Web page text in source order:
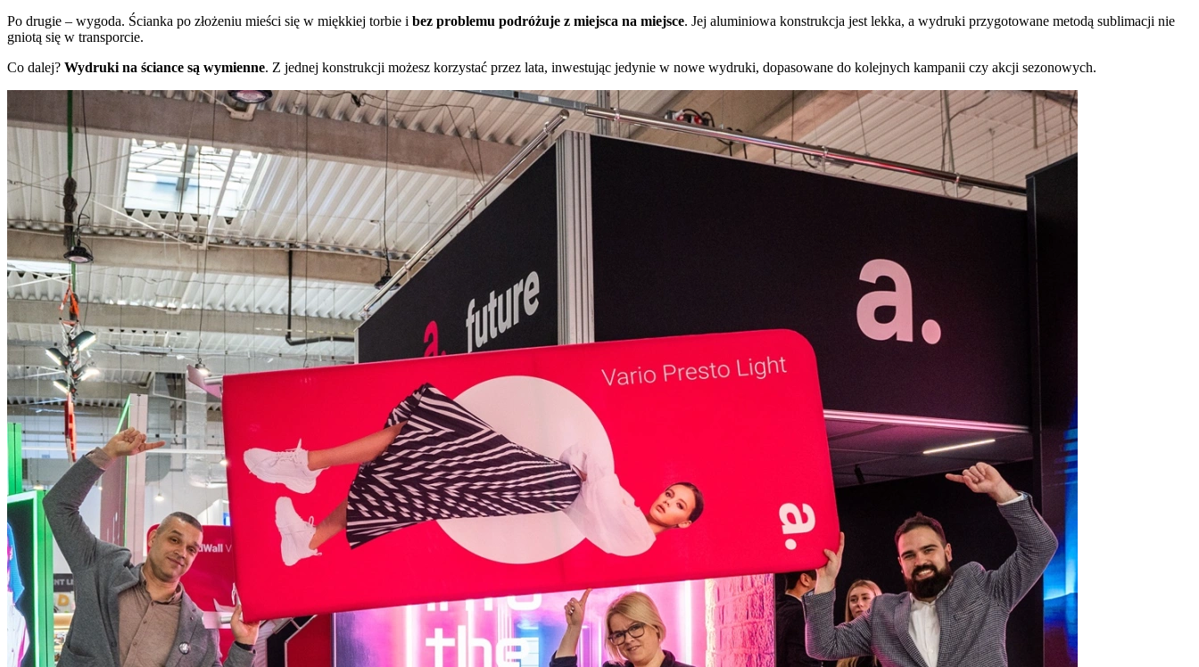
Po drugie – wygoda. Ścianka po złożeniu mieści się w miękkiej torbie i bez problemu podróżuje z miejsca na miejsce. Jej aluminiowa konstrukcja jest lekka, a wydruki przygotowane metodą sublimacji nie
gniotą się w transporcie.
Co dalej? Wydruki na ściance są wymienne. Z jednej konstrukcji możesz korzystać przez lata, inwestując jedynie w nowe wydruki, dopasowane do kolejnych kampanii czy akcji sezonowych.